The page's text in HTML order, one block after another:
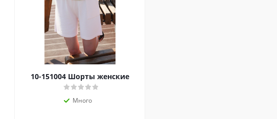
10-151004 Шорты женские
Много